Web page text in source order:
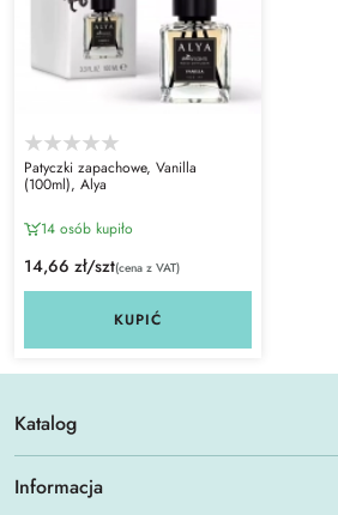
Patyczki zapachowe, Vanilla
(100ml), Alya
14 osób kupiło
14,66 zł/szt(cena z VAT)
KUPIĆ
Katalog
Informacja